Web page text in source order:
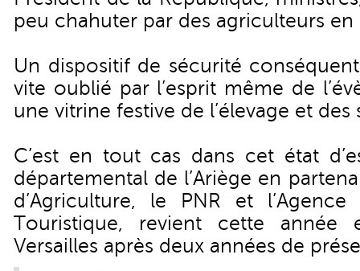
peu chahuter par des agriculteurs en
Un dispositif de sécurité
vite oublié par l’esprit même de
une vitrine festive de l’élevage et des
C’est en tout cas dans cet état
départemental de l’Ariège en
d’Agriculture, le PNR et
Touristique, revient cette
Versailles après deux années de